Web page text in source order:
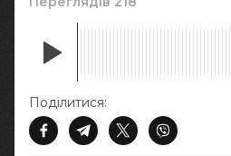
Поділитися: